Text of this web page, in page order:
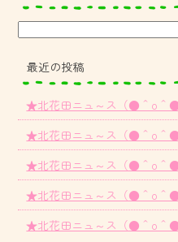
最近の投稿
★北花田ニュ～ス（●＾o＾●
★北花田ニュ～ス（●＾o＾●
★北花田ニュ～ス（●＾o＾●
★北花田ニュ～ス（●＾o＾●
★北花田ニュ～ス（●＾o＾●